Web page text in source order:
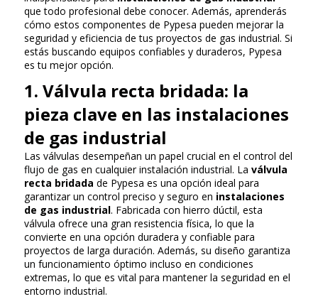
que todo profesional debe conocer. Además, aprenderás
cómo estos componentes de Pypesa pueden mejorar la
seguridad y eficiencia de tus proyectos de gas industrial. Si
estás buscando equipos confiables y duraderos, Pypesa
es tu mejor opción.
1. Válvula recta bridada: la
pieza clave en las instalaciones
de gas industrial
Las válvulas desempeñan un papel crucial en el control del
flujo de gas en cualquier instalación industrial. La válvula
recta bridada de Pypesa es una opción ideal para
garantizar un control preciso y seguro en instalaciones
de gas industrial. Fabricada con hierro dúctil, esta
válvula ofrece una gran resistencia física, lo que la
convierte en una opción duradera y confiable para
proyectos de larga duración. Además, su diseño garantiza
un funcionamiento óptimo incluso en condiciones
extremas, lo que es vital para mantener la seguridad en el
entorno industrial.